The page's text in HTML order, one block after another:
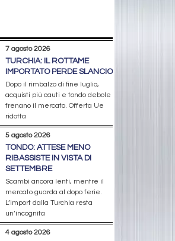
7 agosto 2026
TURCHIA: IL ROTTAME
IMPORTATO PERDE SLANCIO
Dopo il rimbalzo di fine luglio,
acquisti più cauti e tondo debole
frenano il mercato. Offerta Ue
ridotta
5 agosto 2026
TONDO: ATTESE MENO
RIBASSISTE IN VISTA DI
SETTEMBRE
Scambi ancora lenti, mentre il
mercato guarda al dopo ferie.
L’import dalla Turchia resta
un’incognita
4 agosto 2026